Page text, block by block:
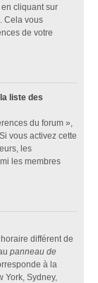
cliquant sur
Cela vous
de votre
liste des
du forum »,
vous activez cette
les
les membres
différent de
panneau de
à la
York, Sydney,